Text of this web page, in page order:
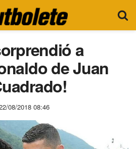
a
de Juan
08/2018 08:46